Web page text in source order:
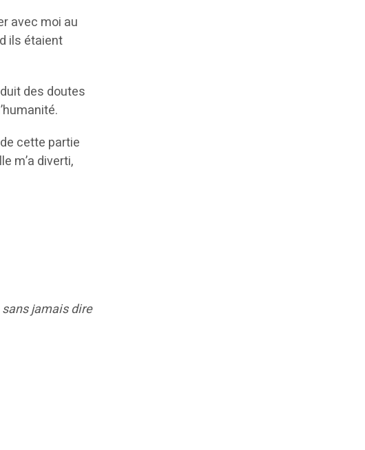
avec moi au
ils étaient
des doutes
cette partie
m’a diverti,
jamais dire